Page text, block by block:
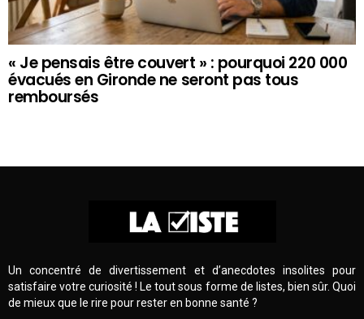
« Je pensais être couvert » : pourquoi 220 000
évacués en Gironde ne seront pas tous
remboursés
Un concentré de divertissement et d’anecdotes insolites pour
satisfaire votre curiosité ! Le tout sous forme de listes, bien sûr. Quoi
de mieux que le rire pour rester en bonne santé ?